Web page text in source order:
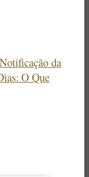
da
O Que